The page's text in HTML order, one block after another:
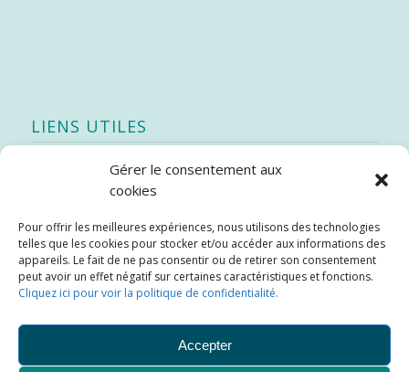
Gérer le consentement aux
cookies
Pour offrir les meilleures expériences, nous utilisons des technologies
telles que les cookies pour stocker et/ou accéder aux informations des
appareils. Le fait de ne pas consentir ou de retirer son consentement
peut avoir un effet négatif sur certaines caractéristiques et fonctions.
Cliquez ici pour voir la politique de confidentialité.
Accepter
LIENS UTILES
Quoi de neuf
Stratégie québécoise d’économie d’eau potable
Bibliothèque
Météo locale